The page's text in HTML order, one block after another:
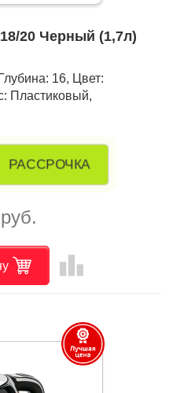
20 Черный (1,7л)
16, Цвет:
Пластиковый,
РАССРОЧКА
leaderboard